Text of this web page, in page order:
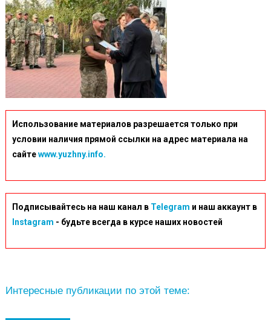
Использование материалов разрешается только при
условии наличия прямой ссылки на адрес материала на
сайтеwww.yuzhny.info.
Подписывайтесь на наш канал в Telegram и наш аккаунт в
Instagram - будьте всегда в курсе наших новостей
Интересные публикации по этой теме: